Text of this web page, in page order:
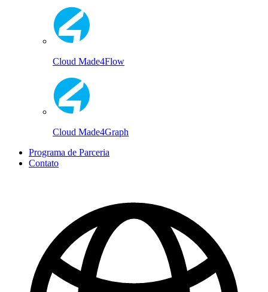
Cloud Made4Flow
Cloud Made4Graph
Programa de Parceria
Contato